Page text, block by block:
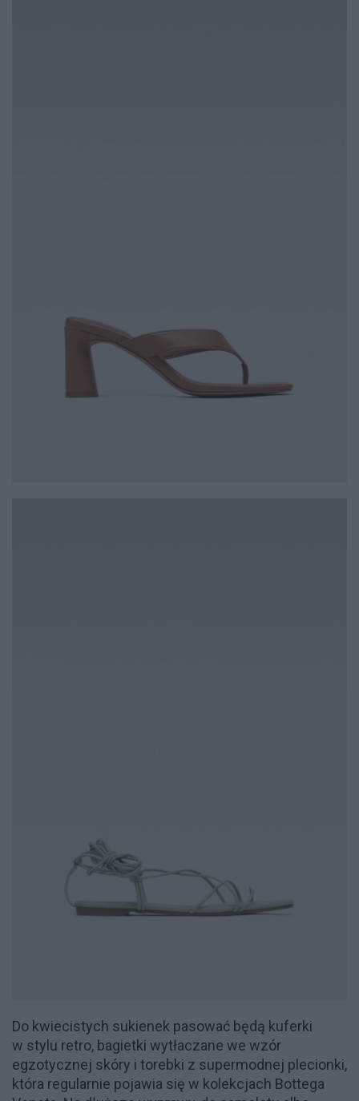
Do kwiecistych sukienek pasować będą kuferki
w stylu retro, bagietki wytłaczane we wzór
egzotycznej skóry i torebki z supermodnej plecionki,
która regularnie pojawia się w kolekcjach Bottega